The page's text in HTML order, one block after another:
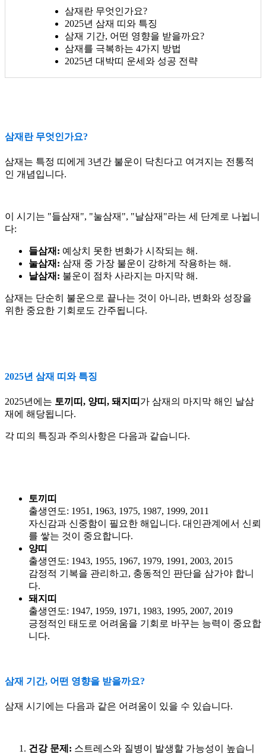
삼재란 무엇인가요?
2025년 삼재 띠와 특징
삼재 기간, 어떤 영향을 받을까요?
삼재를 극복하는 4가지 방법
2025년 대박띠 운세와 성공 전략
삼재란 무엇인가요?
삼재는 특정 띠에게 3년간 불운이 닥친다고 여겨지는 전통적
인 개념입니다.
이 시기는 "들삼재", "눌삼재", "날삼재"라는 세 단계로 나뉩니
다:
들삼재: 예상치 못한 변화가 시작되는 해.
눌삼재: 삼재 중 가장 불운이 강하게 작용하는 해.
날삼재: 불운이 점차 사라지는 마지막 해.
삼재는 단순히 불운으로 끝나는 것이 아니라, 변화와 성장을
위한 중요한 기회로도 간주됩니다.
2025년 삼재 띠와 특징
2025년에는 토끼띠, 양띠, 돼지띠 가 삼재의 마지막 해인 날삼
재에 해당됩니다.
각 띠의 특징과 주의사항은 다음과 같습니다.
토끼띠
출생연도: 1951, 1963, 1975, 1987, 1999, 2011
자신감과 신중함이 필요한 해입니다. 대인관계에서 신뢰
를 쌓는 것이 중요합니다.
양띠
출생연도: 1943, 1955, 1967, 1979, 1991, 2003, 2015
감정적 기복을 관리하고, 충동적인 판단을 삼가야 합니
다.
돼지띠
출생연도: 1947, 1959, 1971, 1983, 1995, 2007, 2019
긍정적인 태도로 어려움을 기회로 바꾸는 능력이 중요합
니다.
삼재 기간, 어떤 영향을 받을까요?
삼재 시기에는 다음과 같은 어려움이 있을 수 있습니다.
건강 문제: 스트레스와 질병이 발생할 가능성이 높습니